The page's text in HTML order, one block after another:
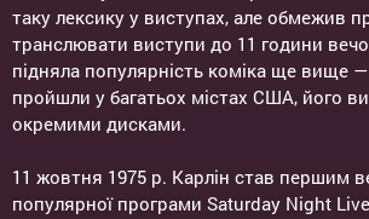
таку лексику у виступах, але обмежив
транслювати виступи до 11 години
підняла популярність коміка ще вище —
пройшли у багатьох містах США, його
окремими дисками.
11 жовтня 1975 р. Карлін став першим
популярної програми Saturday Night